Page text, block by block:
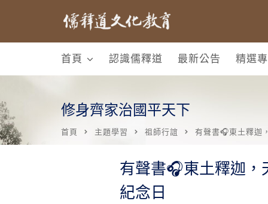
首頁 認識儒釋道 最新公告 精選
修身齊家治國平天下
首頁 主題學習 祖師行誼 有聲書🎧東土釋迦
有聲書🎧東土釋迦，
紀念日